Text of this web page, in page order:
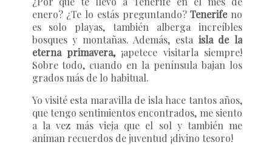
enero? ¿Te lo estás preguntando?Tenerifeno
es solo playas, también alberga increíbles
bosques y montañas. Además, esta isla de la
eterna primavera,¡apetece visitarla siempre!
Sobre todo, cuando en la península bajan los
grados más de lo habitual.
Yo visité esta maravilla de isla hace tantos años,
que tengo sentimientos encontrados, me siento
a la vez más vieja que el sol y también me
animan recuerdos de juventud ¡divino tesoro!